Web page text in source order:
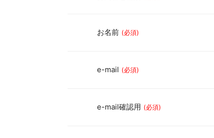
お名前 (必須)
e-mail (必須)
e-mail確認用 (必須)